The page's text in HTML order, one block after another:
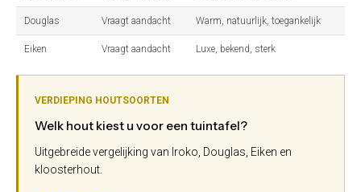
Douglas Vraagt aandacht Warm, natuurlijk, toegankelijk
Eiken Vraagt aandacht Luxe, bekend, sterk
VERDIEPING HOUTSOORTEN
Welk hout kiest u voor een tuintafel?
Uitgebreide vergelijking van Iroko, Douglas, Eiken en
kloosterhout.